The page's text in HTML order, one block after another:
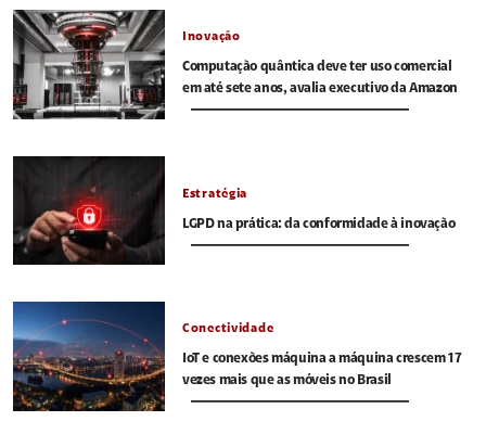
Inovação
Computação quântica deve ter uso comercial
em até sete anos, avalia executivo da Amazon
Estratégia
LGPD na prática: da conformidade à inovação
Conectividade
IoT e conexões máquina a máquina crescem 17
vezes mais que as móveis no Brasil